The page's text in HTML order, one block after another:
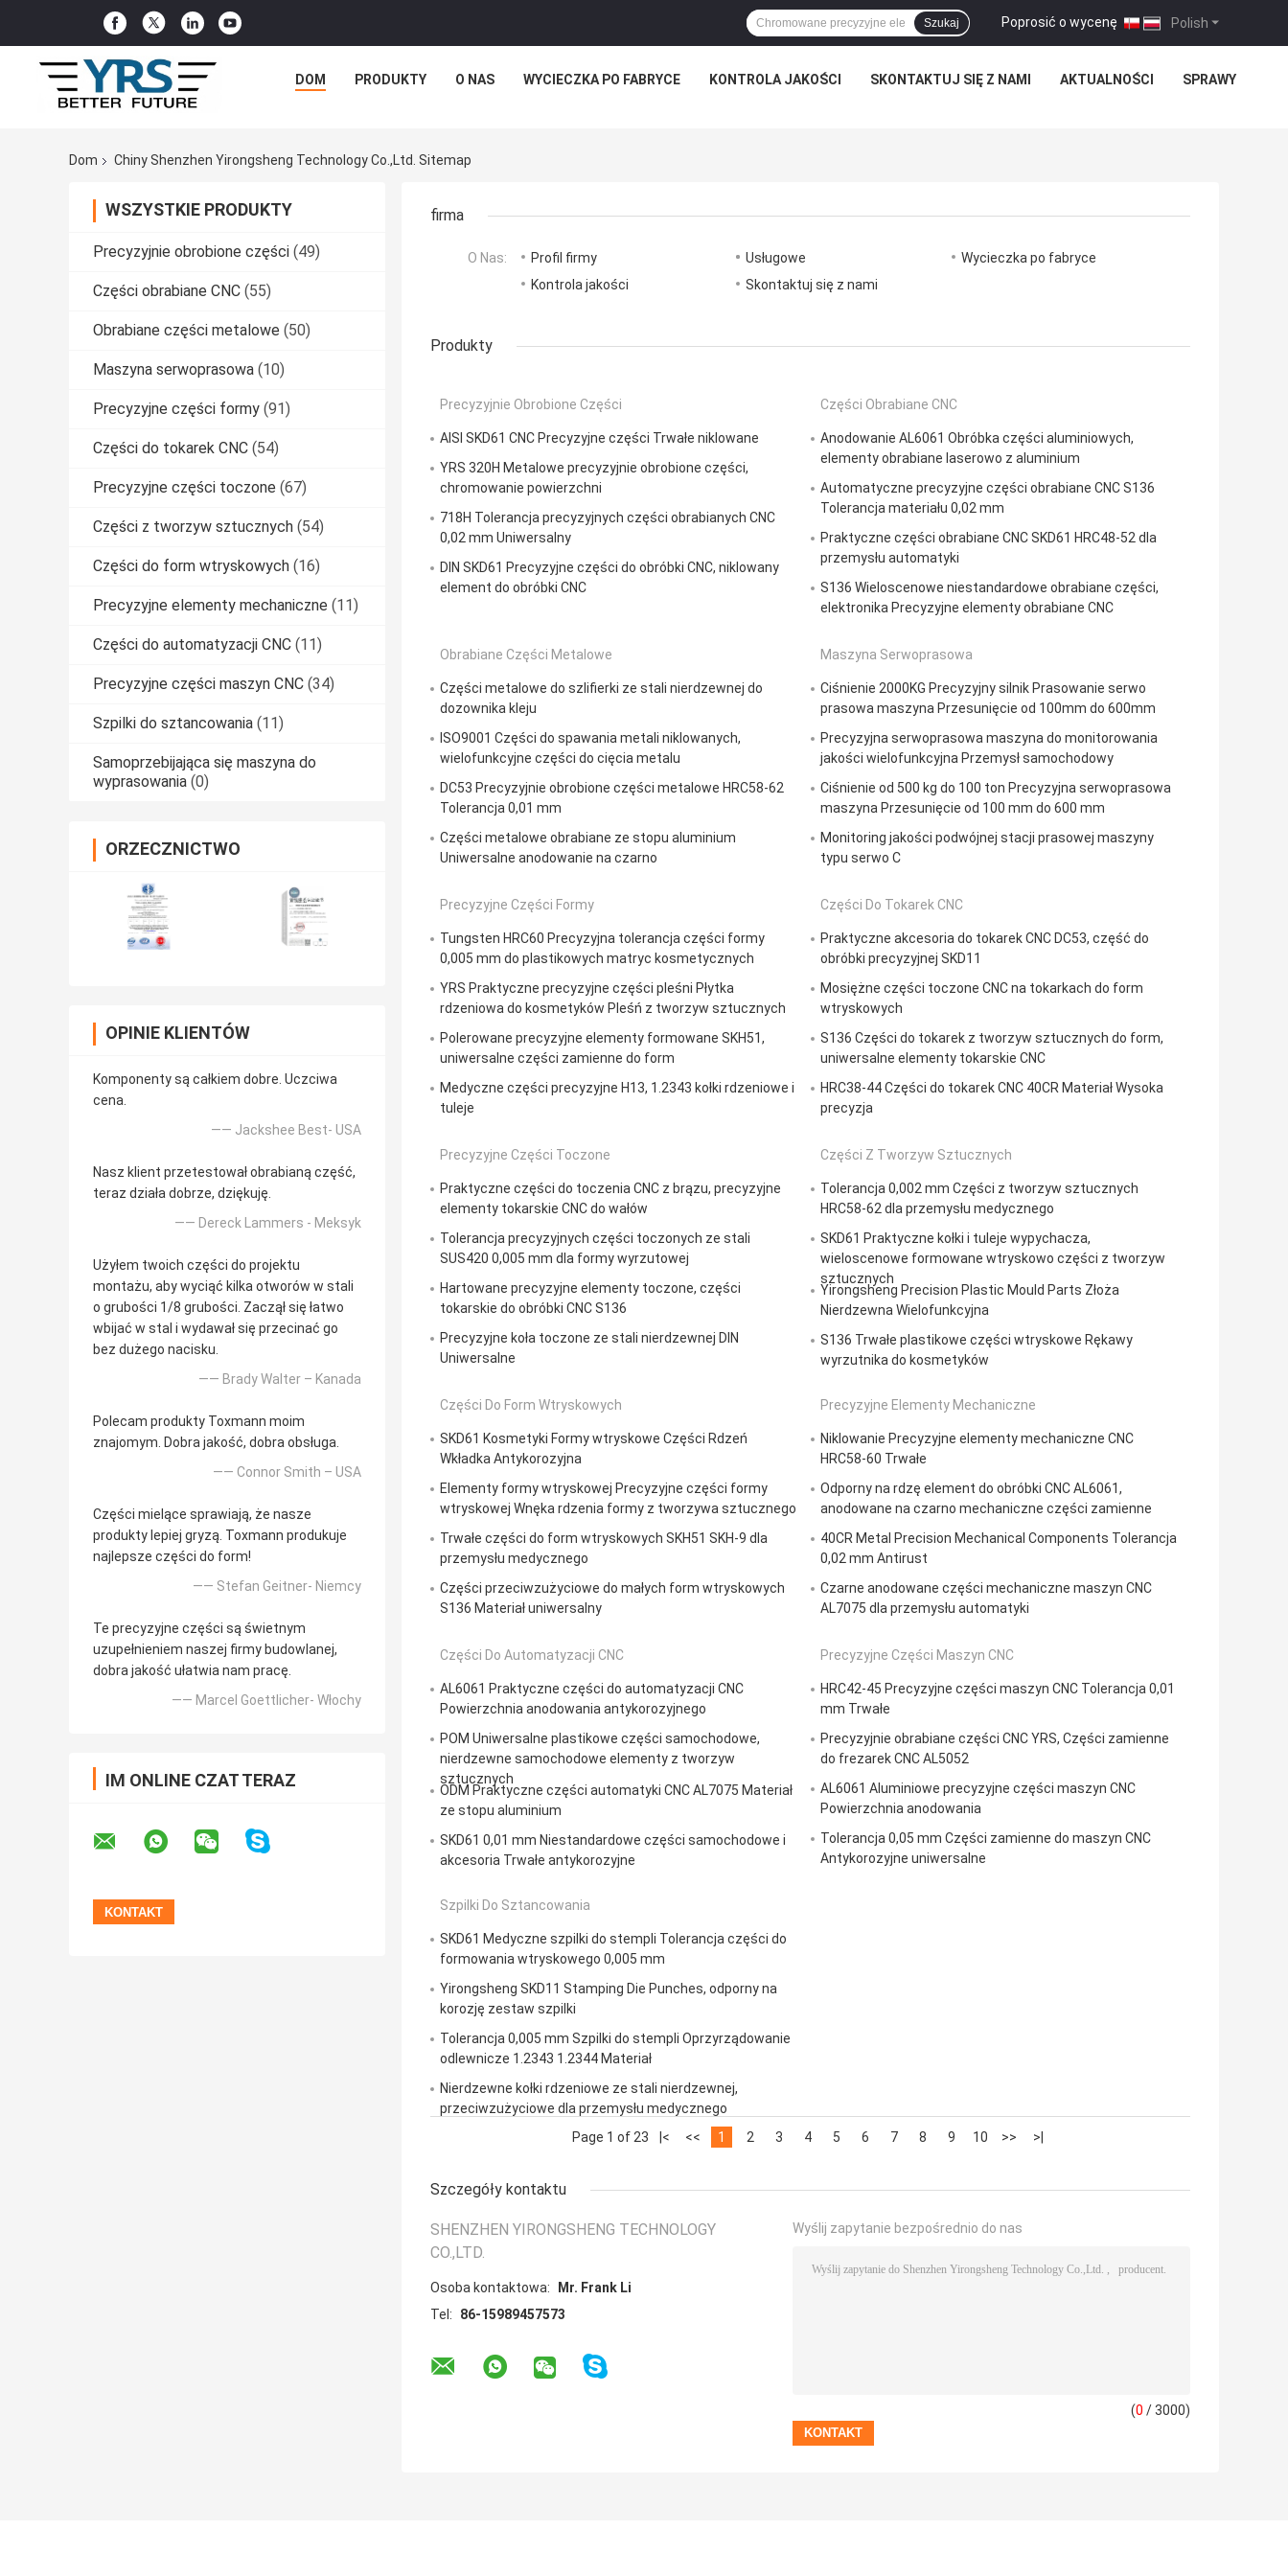
Polish
Poprosić o wycenę |
Szukaj
DOM PRODUKTY O NAS WYCIECZKA PO FABRYCE KONTROLA JAKOŚCI SKONTAKTUJ SIĘ Z NAMI AKTUALNOŚCI SPRAWY
Dom Chiny Shenzhen Yirongsheng Technology Co.,Ltd. Sitemap
WSZYSTKIE PRODUKTY
Precyzyjnie obrobione części (49)
Części obrabiane CNC (55)
Obrabiane części metalowe (50)
Maszyna serwoprasowa (10)
Precyzyjne części formy (91)
Części do tokarek CNC (54)
Precyzyjne części toczone (67)
Części z tworzyw sztucznych (54)
Części do form wtryskowych (16)
Precyzyjne elementy mechaniczne (11)
Części do automatyzacji CNC (11)
Precyzyjne części maszyn CNC (34)
Szpilki do sztancowania (11)
Samoprzebijająca się maszyna do
wyprasowania (0)
ORZECZNICTWO
OPINIE KLIENTÓW
Komponenty są całkiem dobre. Uczciwa
cena.
—— Jackshee Best- USA
Nasz klient przetestował obrabianą część,
teraz działa dobrze, dziękuję.
—— Dereck Lammers - Meksyk
Użyłem twoich części do projektu
montażu, aby wyciąć kilka otworów w stali
o grubości 1/8 grubości. Zaczął się łatwo
wbijać w stal i wydawał się przecinać go
bez dużego nacisku.
—— Brady Walter – Kanada
Polecam produkty Toxmann moim
znajomym. Dobra jakość, dobra obsługa.
—— Connor Smith – USA
Części mielące sprawiają, że nasze
produkty lepiej gryzą. Toxmann produkuje
najlepsze części do form!
—— Stefan Geitner- Niemcy
Te precyzyjne części są świetnym
uzupełnieniem naszej firmy budowlanej,
dobra jakość ułatwia nam pracę.
—— Marcel Goettlicher- Włochy
IM ONLINE CZAT TERAZ
firma
O Nas: Profil firmy Usługowe
Wycieczka po fabryce
Kontrola jakości
Skontaktuj się z nami
Produkty
Precyzyjnie Obrobione Części
AISI SKD61 CNC Precyzyjne części Trwałe niklowane
YRS 320H Metalowe precyzyjnie obrobione części,
chromowanie powierzchni
718H Tolerancja precyzyjnych części obrabianych CNC
0,02 mm Uniwersalny
DIN SKD61 Precyzyjne części do obróbki CNC, niklowany
element do obróbki CNC
Części Obrabiane CNC
Anodowanie AL6061 Obróbka części aluminiowych,
elementy obrabiane laserowo z aluminium
Automatyczne precyzyjne części obrabiane CNC S136
Tolerancja materiału 0,02 mm
Praktyczne części obrabiane CNC SKD61 HRC48-52 dla
przemysłu automatyki
S136 Wieloscenowe niestandardowe obrabiane części,
elektronika Precyzyjne elementy obrabiane CNC
Obrabiane Części Metalowe
Części metalowe do szlifierki ze stali nierdzewnej do
dozownika kleju
ISO9001 Części do spawania metali niklowanych,
wielofunkcyjne części do cięcia metalu
DC53 Precyzyjnie obrobione części metalowe HRC58-62
Tolerancja 0,01 mm
Części metalowe obrabiane ze stopu aluminium
Uniwersalne anodowanie na czarno
Maszyna Serwoprasowa
Ciśnienie 2000KG Precyzyjny silnik Prasowanie serwo
prasowa maszyna Przesunięcie od 100mm do 600mm
Precyzyjna serwoprasowa maszyna do monitorowania
jakości wielofunkcyjna Przemysł samochodowy
Ciśnienie od 500 kg do 100 ton Precyzyjna serwoprasowa
maszyna Przesunięcie od 100 mm do 600 mm
Monitoring jakości podwójnej stacji prasowej maszyny
typu serwo C
Precyzyjne Części Formy
Tungsten HRC60 Precyzyjna tolerancja części formy
0,005 mm do plastikowych matryc kosmetycznych
YRS Praktyczne precyzyjne części pleśni Płytka
rdzeniowa do kosmetyków Pleśń z tworzyw sztucznych
Polerowane precyzyjne elementy formowane SKH51,
uniwersalne części zamienne do form
Medyczne części precyzyjne H13, 1.2343 kołki rdzeniowe i
tuleje
Części Do Tokarek CNC
Praktyczne akcesoria do tokarek CNC DC53, część do
obróbki precyzyjnej SKD11
Mosiężne części toczone CNC na tokarkach do form
wtryskowych
S136 Części do tokarek z tworzyw sztucznych do form,
uniwersalne elementy tokarskie CNC
HRC38-44 Części do tokarek CNC 40CR Materiał Wysoka
precyzja
Precyzyjne Części Toczone
Praktyczne części do toczenia CNC z brązu, precyzyjne
elementy tokarskie CNC do wałów
Tolerancja precyzyjnych części toczonych ze stali
SUS420 0,005 mm dla formy wyrzutowej
Hartowane precyzyjne elementy toczone, części
tokarskie do obróbki CNC S136
Precyzyjne koła toczone ze stali nierdzewnej DIN
Uniwersalne
Części Z Tworzyw Sztucznych
Tolerancja 0,002 mm Części z tworzyw sztucznych
HRC58-62 dla przemysłu medycznego
SKD61 Praktyczne kołki i tuleje wypychacza,
wieloscenowe formowane wtryskowo części z tworzyw
sztucznych
Yirongsheng Precision Plastic Mould Parts Złoża
Nierdzewna Wielofunkcyjna
S136 Trwałe plastikowe części wtryskowe Rękawy
wyrzutnika do kosmetyków
Części Do Form Wtryskowych
SKD61 Kosmetyki Formy wtryskowe Części Rdzeń
Wkładka Antykorozyjna
Elementy formy wtryskowej Precyzyjne części formy
wtryskowej Wnęka rdzenia formy z tworzywa sztucznego
Trwałe części do form wtryskowych SKH51 SKH-9 dla
przemysłu medycznego
Części przeciwzużyciowe do małych form wtryskowych
S136 Materiał uniwersalny
Precyzyjne Elementy Mechaniczne
Niklowanie Precyzyjne elementy mechaniczne CNC
HRC58-60 Trwałe
Odporny na rdzę element do obróbki CNC AL6061,
anodowane na czarno mechaniczne części zamienne
40CR Metal Precision Mechanical Components Tolerancja
0,02 mm Antirust
Czarne anodowane części mechaniczne maszyn CNC
AL7075 dla przemysłu automatyki
Części Do Automatyzacji CNC
AL6061 Praktyczne części do automatyzacji CNC
Powierzchnia anodowania antykorozyjnego
POM Uniwersalne plastikowe części samochodowe,
nierdzewne samochodowe elementy z tworzyw
sztucznych
ODM Praktyczne części automatyki CNC AL7075 Materiał
ze stopu aluminium
SKD61 0,01 mm Niestandardowe części samochodowe i
akcesoria Trwałe antykorozyjne
Precyzyjne Części Maszyn CNC
HRC42-45 Precyzyjne części maszyn CNC Tolerancja 0,01
mm Trwałe
Precyzyjnie obrabiane części CNC YRS, Części zamienne
do frezarek CNC AL5052
AL6061 Aluminiowe precyzyjne części maszyn CNC
Powierzchnia anodowania
Tolerancja 0,05 mm Części zamienne do maszyn CNC
Antykorozyjne uniwersalne
Szpilki Do Sztancowania
SKD61 Medyczne szpilki do stempli Tolerancja części do
formowania wtryskowego 0,005 mm
Yirongsheng SKD11 Stamping Die Punches, odporny na
korozję zestaw szpilki
Tolerancja 0,005 mm Szpilki do stempli Oprzyrządowanie
odlewnicze 1.2343 1.2344 Materiał
Nierdzewne kołki rdzeniowe ze stali nierdzewnej,
przeciwzużyciowe dla przemysłu medycznego
Page 1 of 23
|< << 1 2 3 4 5 6 7 8 9 10 >> >|
Szczegóły kontaktu
SHENZHEN YIRONGSHENG TECHNOLOGY
CO.,LTD.
Osoba kontaktowa:
Mr. Frank Li
Tel:
86-15989457573
Wyślij zapytanie bezpośrednio do nas
(0 / 3000)